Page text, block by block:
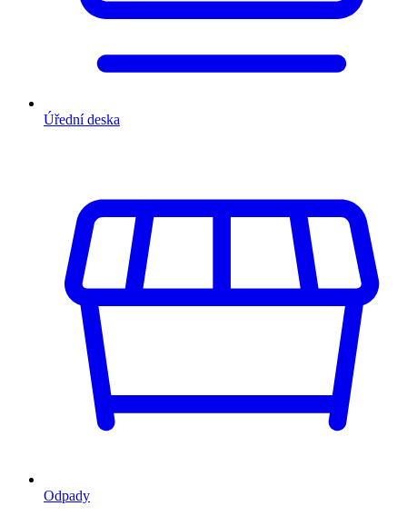
Úřední deska
Odpady